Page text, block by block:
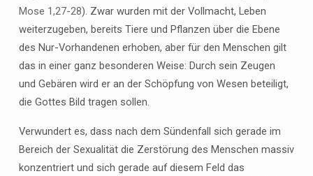
Mose 1,27-28). Zwar wurden mit der Vollmacht, Leben
weiterzugeben, bereits Tiere und Pflanzen über die Ebene
des Nur-Vorhandenen erhoben, aber für den Menschen gilt
das in einer ganz besonderen Weise: Durch sein Zeugen
und Gebären wird er an der Schöpfung von Wesen beteiligt,
die Gottes Bild tragen sollen.
Verwundert es, dass nach dem Sündenfall sich gerade im
Bereich der Sexualität die Zerstörung des Menschen massiv
konzentriert und sich gerade auf diesem Feld das